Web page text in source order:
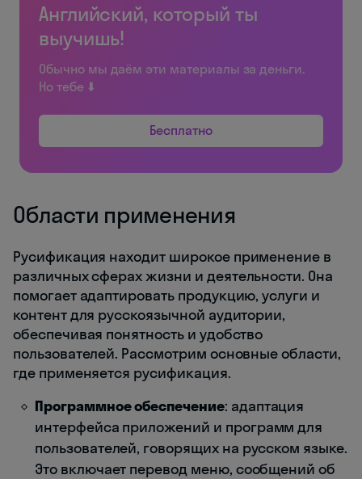
Английский, который ты
выучишь!
Обычно мы даём эти материалы за деньги.
Но тебе ⬇️
Бесплатно
Области применения
Русификация находит широкое применение в
различных сферах жизни и деятельности. Она
помогает адаптировать продукцию, услуги и
контент для русскоязычной аудитории,
обеспечивая понятность и удобство
пользователей. Рассмотрим основные области,
где применяется русификация.
Программное обеспечение: адаптация
интерфейса приложений и программ для
пользователей, говорящих на русском языке.
Это включает перевод меню, сообщений об